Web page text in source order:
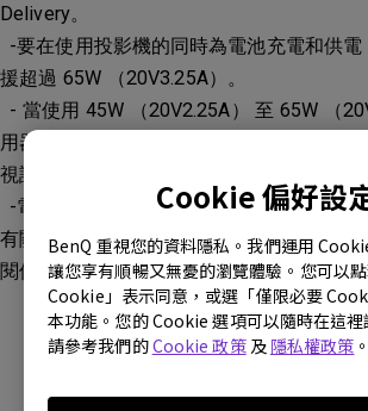
Cookie 偏好設
BenQ 重視您的資料隱私。我們運用
讓您享有順暢又無憂的瀏覽體驗。您可以
Cookie」表示同意，或選「僅限必要
本功能。您的 Cookie 選項可以隨時在這
請參考我們的Cookie 政策及 隱私權政策 。
Delivery。
-要在使用投影機的同時為電池充電和供
援超過 65W （20V3.25A）。
- 當使用 45W （20V2.25A） 至 65W （
用器或行動電源時，設備可以在執行期間
視訊影片或音樂），但不能為電池充電。
-電池充電僅在投影機關機或處於Internet
有關詳細的USB-C Power Delivery 規格和
閱使用手冊。